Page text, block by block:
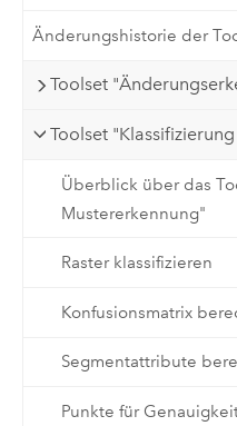
Änderungshistorie der
Toolset
Toolset
Überblick über das
Mustererkennung"
Raster klassifizieren
Konfusionsmatrix
Segmentattribute
Punkte für